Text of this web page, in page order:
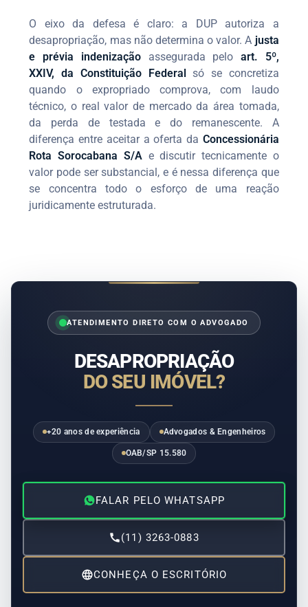
O eixo da defesa é claro: a DUP autoriza a
desapropriação, mas não determina o valor. A justa
e prévia indenizaçãoassegurada pelo art. 5º,
XXIV, da Constituição Federalsó se concretiza
quando o expropriado comprova, com laudo
técnico, o real valor de mercado da área tomada,
da perda de testada e do remanescente. A
diferença entre aceitar a oferta da Concessionária
Rota Sorocabana S/A e discutir tecnicamente o
valor pode ser substancial, e é nessa diferença que
se concentra todo o esforço de uma reação
juridicamente estruturada.
ATENDIMENTO DIRETO COM O ADVOGADO
DESAPROPRIAÇÃO
DO SEU IMÓVEL?
+20 anos de experiência Advogados & Engenheiros
OAB/SP 15.580
FALAR PELO WHATSAPP
(11) 3263-0883
CONHEÇA O ESCRITÓRIO